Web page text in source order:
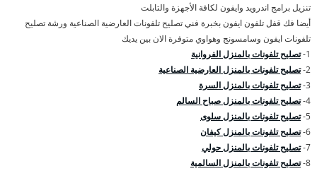
تنزيل برامج اندرويد وايفون لكافة الأجهزة والتابلت
أيضا فك قفل تلفون ايفون بخبرة فني تصليح تلفونات العارضية الصناعية ورشة تصليح
تلفونات ايفون وسامسونج وهواوي متوفرة الان بين يديك
1- تصليح تلفونات بالمنزل الفروانية
2- تصليح تلفونات بالمنزل العارضية الصناعية
3- تصليح تلفونات بالمنزل السرة
4- تصليح تلفونات بالمنزل صباح السالم
5- تصليح تلفونات بالمنزل سلوى
6- تصليح تلفونات بالمنزل كيفان
7- تصليح تلفونات بالمنزل حولي
8- تصليح تلفونات بالمنزل السالمية